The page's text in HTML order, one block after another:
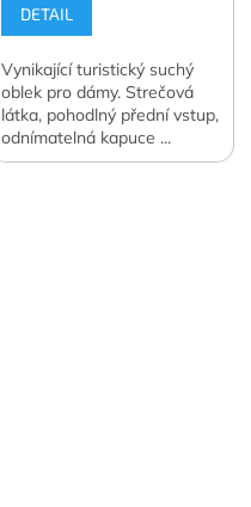
DETAIL
Vynikající turistický suchý
oblek pro dámy. Strečová
látka, pohodlný přední vstup,
odnímatelná kapuce ...
Pohodlí pro fanynky vodních